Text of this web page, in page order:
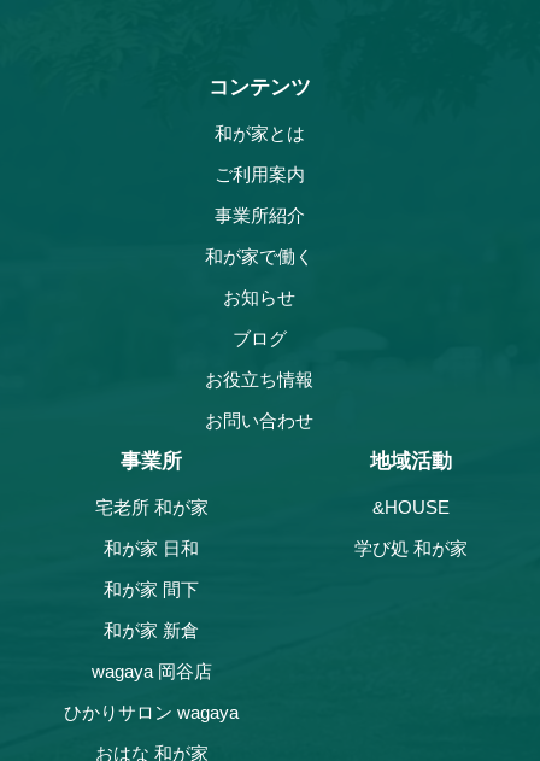
コンテンツ
和が家とは
ご利用案内
事業所紹介
和が家で働く
お知らせ
ブログ
お役立ち情報
お問い合わせ
事業所
宅老所 和が家
和が家 日和
和が家 間下
和が家 新倉
wagaya 岡谷店
ひかりサロン wagaya
おはな 和が家
地域活動
&HOUSE
学び処 和が家